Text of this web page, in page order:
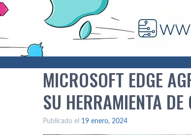
MICROSOFT EDGE
SU HERRAMIENTA
Publicado el 19 enero, 2024